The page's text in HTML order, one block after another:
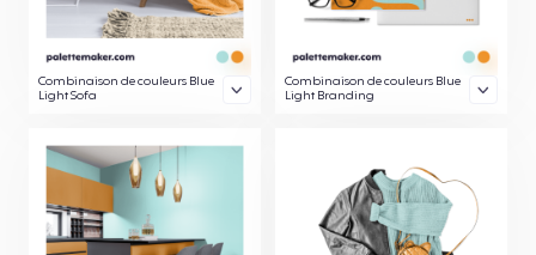
Combinaison de couleurs Blue
Light Sofa
Combinaison de couleurs Blue
Light Branding